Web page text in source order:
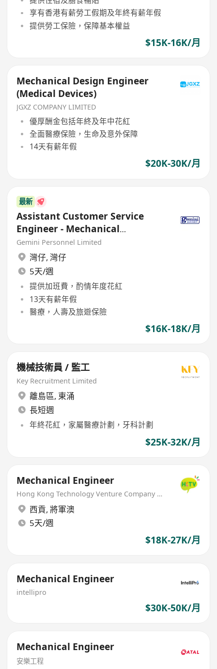
享有香港有薪勞工假期及年終有薪年假
提供勞工保險，保障基本權益
$15K-16K/月
Mechanical Design Engineer
(Medical Devices)
JGXZ COMPANY LIMITED
優厚酬金包括年終及年中花紅
全面醫療保險，生命及意外保障
14天有薪年假
$20K-30K/月
最新
Assistant Customer Service
Engineer - Mechanical
Engineering (max18K, Bonus)
Gemini Personnel Limited
灣仔, 灣仔
5天/週
提供加班費，酌情年度花紅
13天有薪年假
醫療，人壽及旅遊保險
$16K-18K/月
機械技術員 / 監工
Key Recruitment Limited
離島區, 東涌
長短週
年終花紅，家屬醫療計劃，牙科計劃
$25K-32K/月
Mechanical Engineer
Hong Kong Technology Venture Company Limited(HKTV)
西貢, 將軍澳
5天/週
$18K-27K/月
Mechanical Engineer
intellipro
$30K-50K/月
Mechanical Engineer
安樂工程